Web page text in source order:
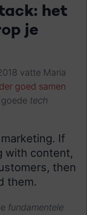
het
je
vatte Maria
goed samen
tech
If
with content,
then
them.
fundamentele